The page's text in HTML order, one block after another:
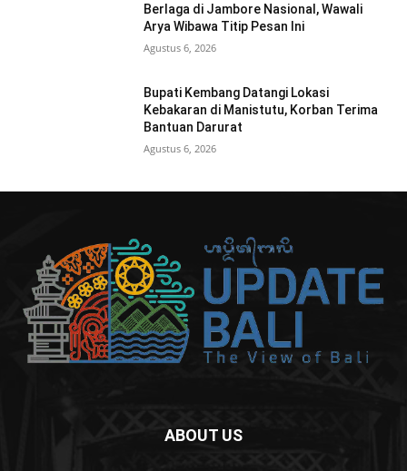
Berlaga di Jambore Nasional, Wawali
Arya Wibawa Titip Pesan Ini
Agustus 6, 2026
Bupati Kembang Datangi Lokasi
Kebakaran di Manistutu, Korban Terima
Bantuan Darurat
Agustus 6, 2026
ABOUT US